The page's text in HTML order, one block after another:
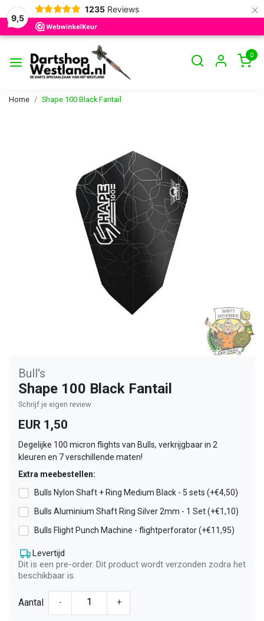
9,5
1235 Reviews ×
0
Home Shape 100 Black Fantail
Bull's
Shape 100 Black Fantail
Schrijf je eigen review
EUR 1,50
Degelijke 100 micron flights van Bulls, verkrijgbaar in 2
kleuren en 7 verschillende maten!
Extra meebestellen:
Bulls Nylon Shaft + Ring Medium Black - 5 sets (+€4,50)
Bulls Aluminium Shaft Ring Silver 2mm - 1 Set (+€1,10)
Bulls Flight Punch Machine - flightperforator (+€11,95)
Levertijd
Dit is een pre-order. Dit product wordt verzonden zodra het
beschikbaar is.
Aantal - +